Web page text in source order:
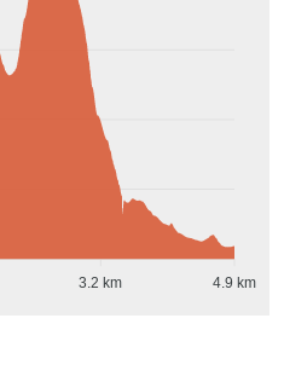
3.2 km 4.9 km